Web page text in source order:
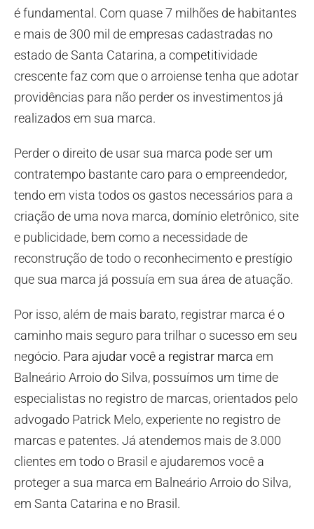
é fundamental. Com quase 7 milhões de habitantes
e mais de 300 mil de empresas cadastradas no
estado de Santa Catarina, a competitividade
crescente faz com que o arroiense tenha que adotar
providências para não perder os investimentos já
realizados em sua marca.
Perder o direito de usar sua marca pode ser um
contratempo bastante caro para o empreendedor,
tendo em vista todos os gastos necessários para a
criação de uma nova marca, domínio eletrônico, site
e publicidade, bem como a necessidade de
reconstrução de todo o reconhecimento e prestígio
que sua marca já possuía em sua área de atuação.
Por isso, além de mais barato, registrar marca é o
caminho mais seguro para trilhar o sucesso em seu
negócio. Para ajudar você a registrar marca em
Balneário Arroio do Silva, possuímos um time de
especialistas no registro de marcas, orientados pelo
advogado Patrick Melo, experiente no registro de
marcas e patentes. Já atendemos mais de 3.000
clientes em todo o Brasil e ajudaremos você a
proteger a sua marca em Balneário Arroio do Silva,
em Santa Catarina e no Brasil.